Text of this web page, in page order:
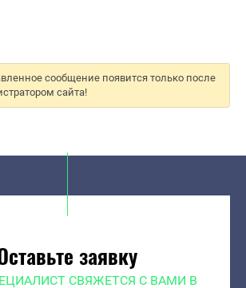
сообщение появится только после
сайта!
заявку
СВЯЖЕТСЯ С ВАМИ В